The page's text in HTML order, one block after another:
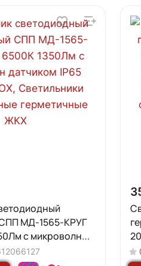
МД-1565-КРУГ
с микроволн
NEOX